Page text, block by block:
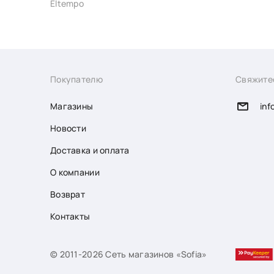
Eltempo
Покупателю
Магазины
Новости
Доставка и оплата
О компании
Возврат
Контакты
© 2011-2026 Сеть магазинов «Sofia»